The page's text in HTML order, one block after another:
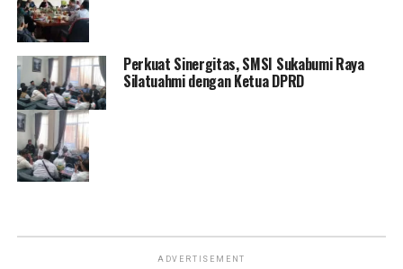
Perkuat Sinergitas, SMSI Sukabumi Raya
Silatuahmi dengan Ketua DPRD
ADVERTISEMENT